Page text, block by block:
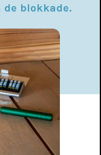
de blokkade.